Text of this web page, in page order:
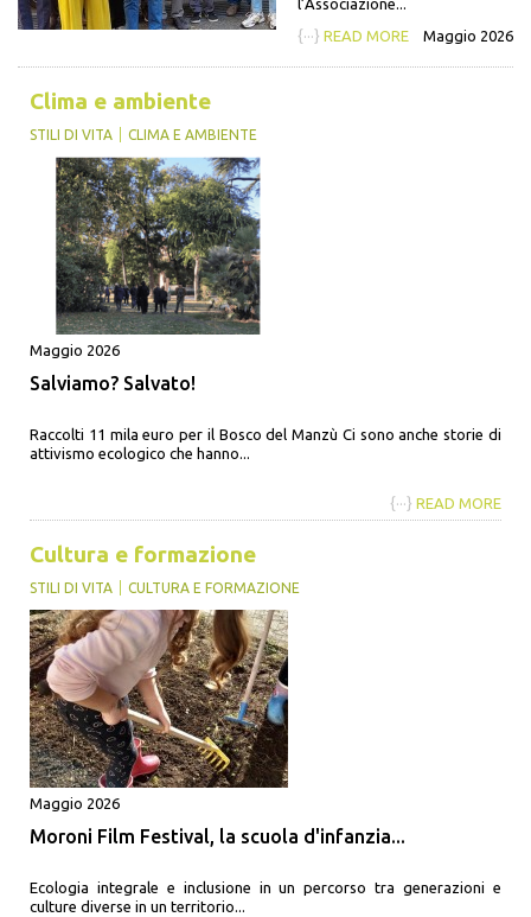
l’Associazione...
{···} READ MORE Maggio 2026
Clima e ambiente
STILI DI VITA CLIMA E AMBIENTE
Maggio 2026
Salviamo? Salvato!
Raccolti 11 mila euro per il Bosco del Manzù Ci sono anche storie di
attivismo ecologico che hanno...
{···} READ MORE
Cultura e formazione
STILI DI VITA CULTURA E FORMAZIONE
Maggio 2026
Moroni Film Festival, la scuola d'infanzia...
Ecologia integrale e inclusione in un percorso tra generazioni e
culture diverse in un territorio...